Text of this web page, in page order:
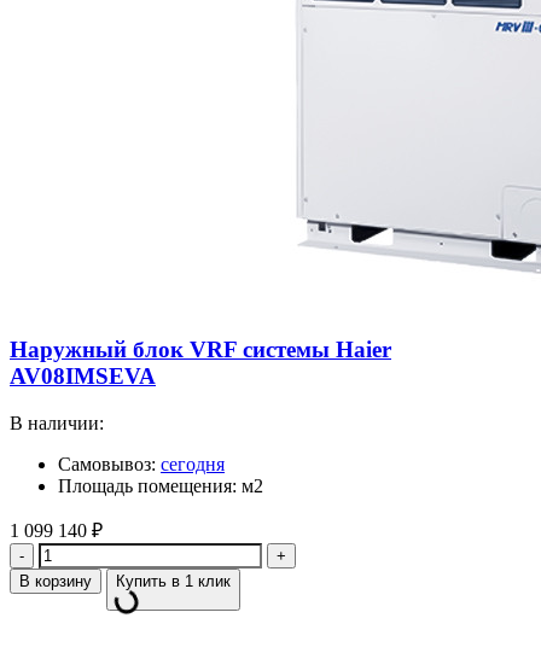
Наружный блок VRF системы Haier
AV08IMSEVA
В наличии:
Самовывоз: сегодня
Площадь помещения: м2
1 099 140 ₽
Количество
В корзину Купить в 1 клик